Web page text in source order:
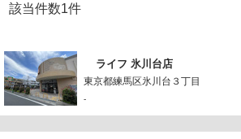
該当件数1件
ライフ 氷川台店
東京都練馬区氷川台３丁目
-